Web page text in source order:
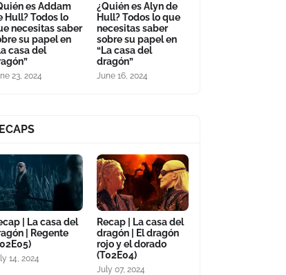
es Addam
Hull? Todos lo
necesitas saber
su papel en
casa del
23, 2024
¿Quién es Alyn de
Hull? Todos lo que
necesitas saber
sobre su papel en
“La casa del
dragón”
June 16, 2024
| La casa del
| Regente
14, 2024
Recap | La casa del
dragón | El dragón
rojo y el dorado
(T02E04)
July 07, 2024